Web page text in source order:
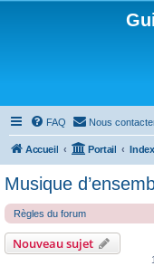
FAQ Nous
Accueil Portail
Musique
Règles du forum
Nouveau sujet